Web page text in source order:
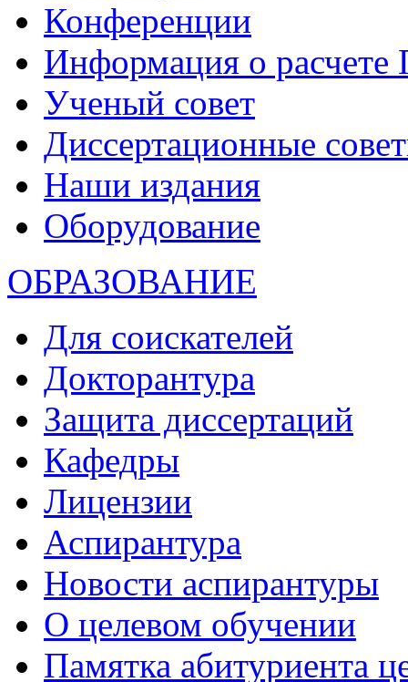
Конференции
Информация о
Ученый совет
Диссертационные
Наши издания
Оборудование
ОБРАЗОВАНИЕ
Для соискателей
Докторантура
Защита диссертаций
Кафедры
Лицензии
Аспирантура
Новости аспирантуры
О целевом обучении
Памятка абитуриента